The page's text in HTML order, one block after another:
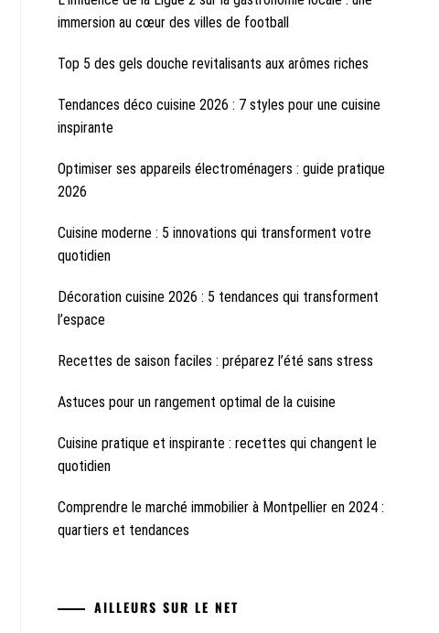
immersion au cœur des villes de football
Top 5 des gels douche revitalisants aux arômes riches
Tendances déco cuisine 2026 : 7 styles pour une cuisine
inspirante
Optimiser ses appareils électroménagers : guide pratique
2026
Cuisine moderne : 5 innovations qui transforment votre
quotidien
Décoration cuisine 2026 : 5 tendances qui transforment
l’espace
Recettes de saison faciles : préparez l’été sans stress
Astuces pour un rangement optimal de la cuisine
Cuisine pratique et inspirante : recettes qui changent le
quotidien
Comprendre le marché immobilier à Montpellier en 2024 :
quartiers et tendances
AILLEURS SUR LE NET